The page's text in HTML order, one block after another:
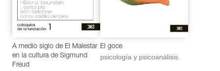
A medio siglo de El Malestar
en la cultura de Sigmund
Freud
El goce
psicología y psicoanálisis